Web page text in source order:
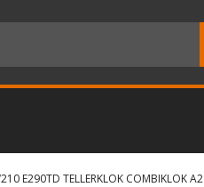
E290TD TELLERKLOK COMBIKLOK